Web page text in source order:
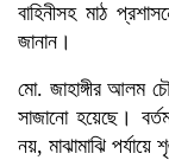
বাহিনীসহ মাঠ
জানান।
মো. জাহাঙ্গীর আলম
সাজানো হয়েছে।
নয়, মাঝামাঝি পর্যায়ে